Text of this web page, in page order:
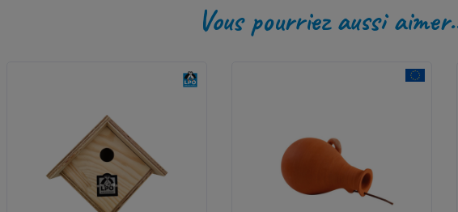
Vous pourriez aussi